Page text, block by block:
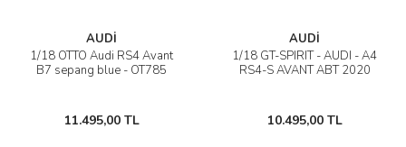
AUDİ
1/18 OTTO Audi RS4 Avant
B7 sepang blue - OT785
11.495,00 TL
AUDİ
1/18 GT-SPIRIT - AUDI - A4
RS4-S AVANT ABT 2020
10.495,00 TL